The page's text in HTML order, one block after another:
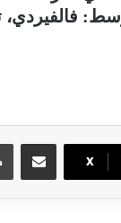
فالفيردي،
X
مشاركة